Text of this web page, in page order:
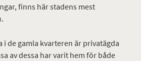
finns här stadens mest
i de gamla kvarteren är privatägda
av dessa har varit hem för både